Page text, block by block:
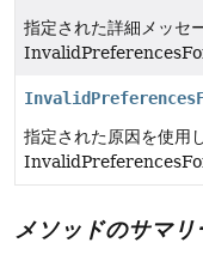
指定された詳細メッセ
指定された原因を使用
メソッドのサマリ